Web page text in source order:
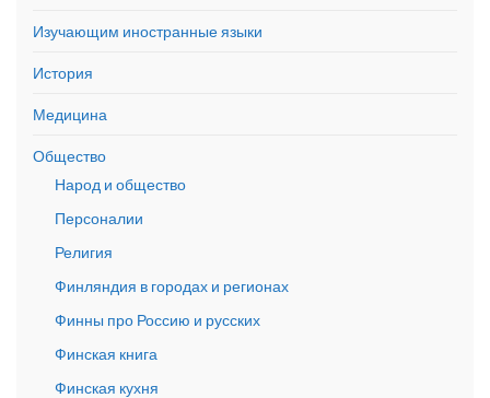
Изучающим иностранные языки
История
Медицина
Общество
Народ и общество
Персоналии
Религия
Финляндия в городах и регионах
Финны про Россию и русских
Финская книга
Финская кухня